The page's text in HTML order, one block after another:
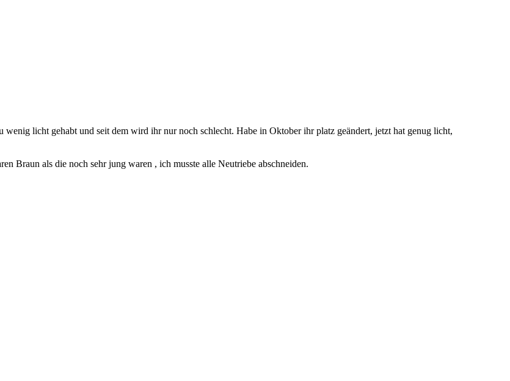
licht gehabt und seit dem wird ihr nur noch schlecht. Habe in Oktober ihr platz geändert, jetzt hat genug licht,
Braun als die noch sehr jung waren , ich musste alle Neutriebe abschneiden.